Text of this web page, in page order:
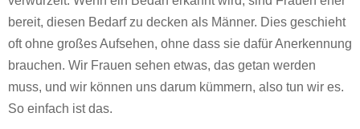
bereit, diesen Bedarf zu decken als Männer. Dies geschieht
oft ohne großes Aufsehen, ohne dass sie dafür Anerkennung
brauchen. Wir Frauen sehen etwas, das getan werden
muss, und wir können uns darum kümmern, also tun wir es.
So einfach ist das.